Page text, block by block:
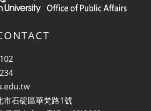
市石碇區華梵路1號